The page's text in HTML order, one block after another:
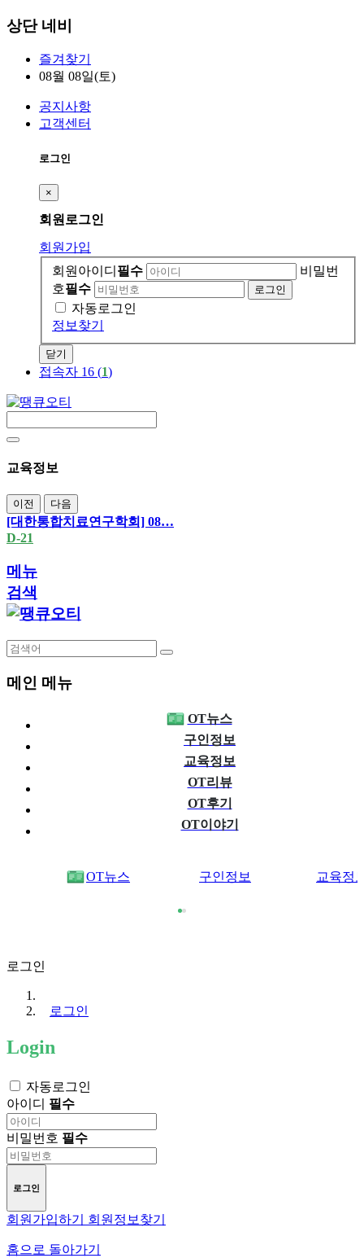
상단 네비
즐겨찾기
08월 08일(토)
공지사항
고객센터
로그인
×
회원 로그인
회원가입
회원아이디 필수
비밀번
호필수
자동로그인
정보찾기
닫기
접속자 16 (1)
교육정보
이전 다음
[대한통합치료연구학회] 08…
D-21
메뉴
검색
메인 메뉴
OT뉴스
구인정보
교육정보
OT리뷰
OT후기
OT이야기
OT뉴스 구인정보 교육정
로그인
로그인
Login
자동로그인
아이디 필수
비밀번호 필수
로그인
회원가입하기 회원정보찾기
홈으로 돌아가기